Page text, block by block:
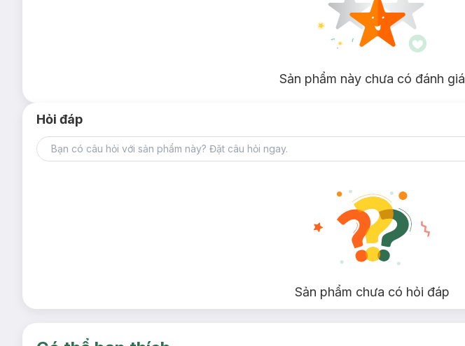
Sản phẩm này chưa có đánh giá
Hỏi đáp
Sản phẩm chưa có hỏi đáp